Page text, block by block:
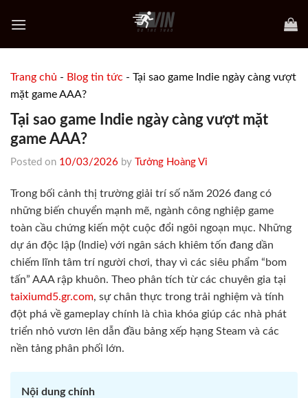
Trang chủ - Blog tin tức - Tại sao game Indie ngày càng vượt
mặt game AAA?
Tại sao game Indie ngày càng vượt mặt
game AAA?
Posted on 10/03/2026 by Tưởng Hoàng Vi
Trong bối cảnh thị trường giải trí số năm 2026 đang có
những biến chuyển mạnh mẽ, ngành công nghiệp game
toàn cầu chứng kiến một cuộc đổi ngôi ngoạn mục. Những
dự án độc lập (Indie) với ngân sách khiêm tốn đang dần
chiếm lĩnh tâm trí người chơi, thay vì các siêu phẩm “bom
tấn” AAA rập khuôn. Theo phân tích từ các chuyên gia tại
taixiumd5.gr.com, sự chân thực trong trải nghiệm và tính
đột phá về gameplay chính là chìa khóa giúp các nhà phát
triển nhỏ vươn lên dẫn đầu bảng xếp hạng Steam và các
nền tảng phân phối lớn.
Nội dung chính